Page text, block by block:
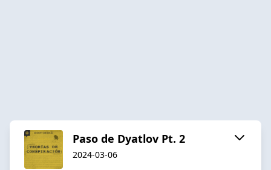
Paso de Dyatlov Pt. 2
2024-03-06